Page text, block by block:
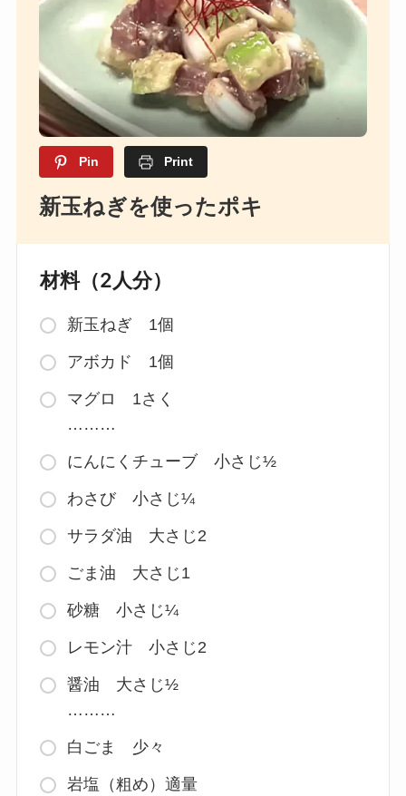
Pin Print
新玉ねぎを使ったポキ
材料（2人分）
新玉ねぎ 1個
アボカド 1個
マグロ 1さく
………
にんにくチューブ 小さじ½
わさび 小さじ¼
サラダ油 大さじ2
ごま油 大さじ1
砂糖 小さじ¼
レモン汁 小さじ2
醤油 大さじ½
………
白ごま 少々
岩塩（粗め）適量